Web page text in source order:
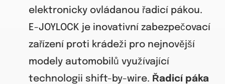
elektronicky ovládanou řadicí pákou.
E-JOYLOCK je inovativní zabezpečovací
zařízení proti krádeži pro nejnovější
modely automobilů využívající
technologii shift-by-wire. Řadicí páka